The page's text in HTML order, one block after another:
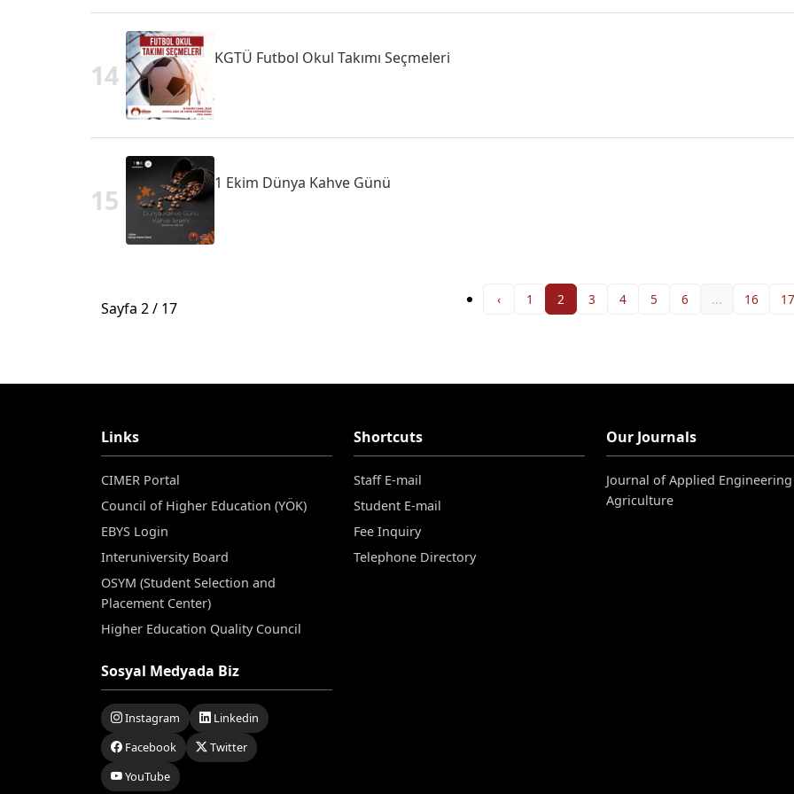
14
KGTÜ Futbol Okul Takımı Seçmeleri
15
1 Ekim Dünya Kahve Günü
Sayfa 2 / 17 ‹ 1 2 3 4 5 6 ... 16 17
Links
CIMER Portal
Council of Higher Education (YÖK)
EBYS Login
Interuniversity Board
OSYM (Student Selection and
Placement Center)
Higher Education Quality Council
Sosyal Medyada Biz
Instagram
Linkedin
Facebook
Twitter
YouTube
Shortcuts
Staff E-mail
Student E-mail
Fee Inquiry
Telephone Directory
Our Journals
Journal of Applied
Agriculture